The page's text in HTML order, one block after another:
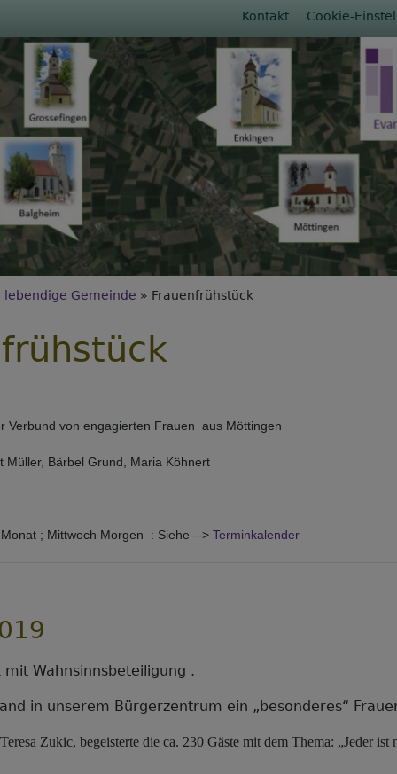
Kontakt Cookie-
lebendige Gemeinde Frauenfrühstück
Verbund von engagierten Frauen aus Möttingen
Bärbel Grund, Maria Köhnert
; Mittwoch Morgen : Siehe -->Terminkalender
Wahnsinnsbeteiligung .
in unserem Bürgerzentrum ein „besonderes“
Zukic, begeisterte die ca. 230 Gäste mit dem Thema: „Jeder ist